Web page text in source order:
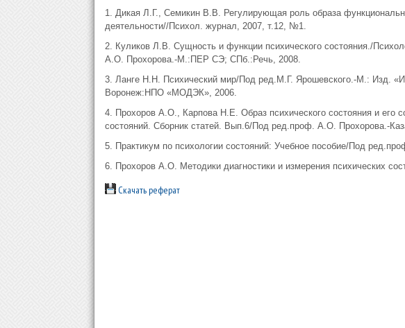
1. Дикая Л.Г., Семикин В.В. Регулирующая роль образа
деятельности//Психол. журнал, 2007, т.12, №1.
2. Куликов Л.В. Сущность и функции психического состояния./
А.О. Прохорова.-М.:ПЕР СЭ; СПб.:Речь, 2008.
3. Ланге Н.Н. Психический мир/Под ред.М.Г. Ярошевского.-М.: Изд.
Воронеж:НПО «МОДЭК», 2006.
4. Прохоров А.О., Карпова Н.Е. Образ психического состояния и его
состояний. Сборник статей. Вып.6/Под ред.проф. А.О. Прохорова.-
5. Практикум по психологии состояний: Учебное пособие/Под
6. Прохоров А.О. Методики диагностики и измерения психических
Скачать реферат